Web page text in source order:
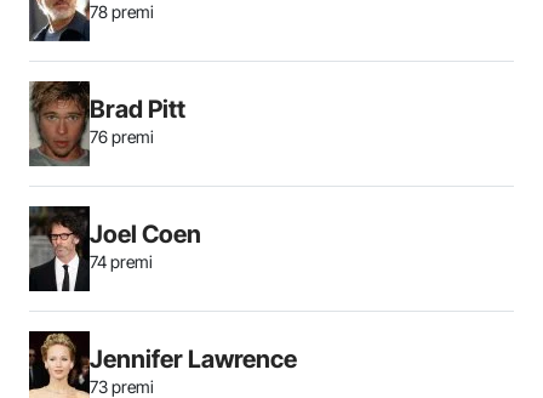
78 premi
Brad Pitt
76 premi
Joel Coen
74 premi
Jennifer Lawrence
73 premi